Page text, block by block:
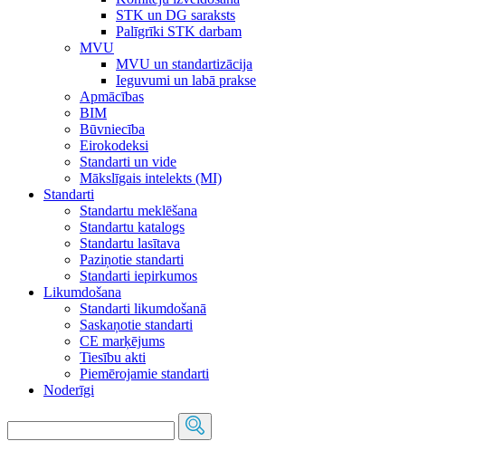
STK un DG saraksts
Palīgrīki STK darbam
MVU
MVU un standartizācija
Ieguvumi un labā prakse
Apmācības
BIM
Būvniecība
Eirokodeksi
Standarti un vide
Mākslīgais intelekts (MI)
Standarti
Standartu meklēšana
Standartu katalogs
Standartu lasītava
Paziņotie standarti
Standarti iepirkumos
Likumdošana
Standarti likumdošanā
Saskaņotie standarti
CE marķējums
Tiesību akti
Piemērojamie standarti
Noderīgi